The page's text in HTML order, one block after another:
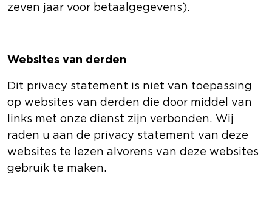
zeven jaar voor betaalgegevens).
Websites van derden
Dit privacy statement is niet van toepassing
op websites van derden die door middel van
links met onze dienst zijn verbonden. Wij
raden u aan de privacy statement van deze
websites te lezen alvorens van deze websites
gebruik te maken.